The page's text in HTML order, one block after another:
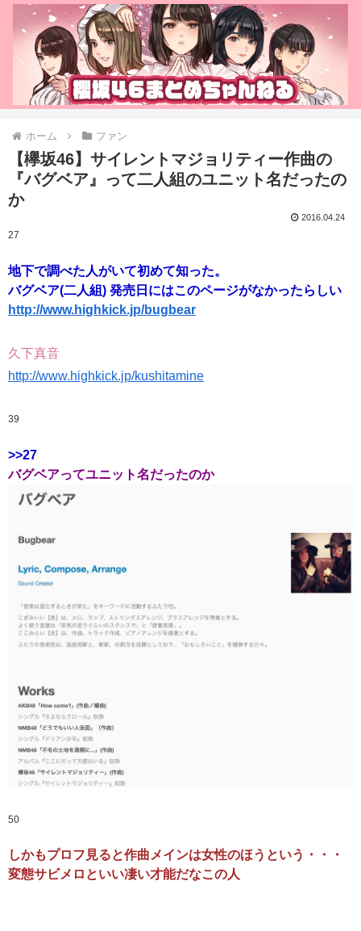
ホーム ファン
【欅坂46】サイレントマジョリティー作曲の
『バグベア』って二人組のユニット名だったの
か
2016.04.24
27
地下で調べた人がいて初めて知った。
バグベア(二人組) 発売日にはこのページがなかったらしい
http://www.highkick.jp/bugbear
久下真音
http://www.highkick.jp/kushitamine
39
>>27
バグベアってユニット名だったのか
50
しかもプロフ見ると作曲メインは女性のほうという・・・
変態サビメロといい凄い才能だなこの人